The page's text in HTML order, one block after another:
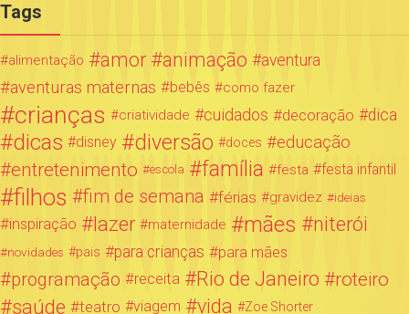
Tags
alimentação amor animação aventura
aventuras maternas bebês como fazer
crianças criatividade cuidados decoração dica
dicas disney diversão doces educação
entretenimento escola família festa festa infantil
filhos fim de semana férias gravidez ideias
inspiração lazer maternidade mães niterói
novidades pais para crianças para mães
programação receita Rio de Janeiro roteiro
saúde teatro viagem vida Zoe Shorter